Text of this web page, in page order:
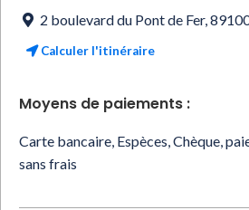
2 boulevard du Pont de Fer,
Calculer l'itinéraire
Moyens de paiements :
Carte bancaire, Espèces, Chèque,
sans frais